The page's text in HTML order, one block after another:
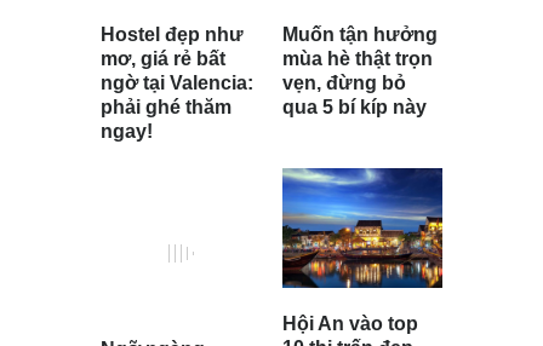
Hostel đẹp như
mơ, giá rẻ bất
ngờ tại Valencia:
phải ghé thăm
ngay!
Muốn tận hưởng
mùa hè thật trọn
vẹn, đừng bỏ
qua 5 bí kíp này
Hội An vào top